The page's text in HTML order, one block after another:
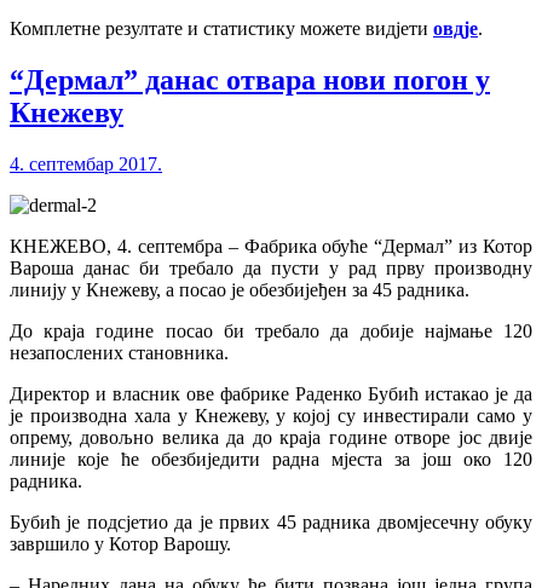
Комплетне резултате и статистику можете видјети овдје.
“Дермал” данас отвара нови погон у
Кнежеву
4. септембар 2017.
КНЕЖЕВО, 4. септембра – Фабрика обуће “Дермал” из Котор
Вароша данас би требало да пусти у рад прву производну
линију у Кнежеву, а посао је обезбијеђен за 45 радника.
До краја године посао би требало да добије најмање 120
незапослених становника.
Директор и власник ове фабрике Раденко Бубић истакао је да
је производна хала у Кнежеву, у којој су инвестирали само у
опрему, довољно велика да до краја године отворе јос двије
линије које ће обезбиједити радна мјеста за још око 120
радника.
Бубић је подсјетио да је првих 45 радника двомјесечну обуку
завршило у Котор Варошу.